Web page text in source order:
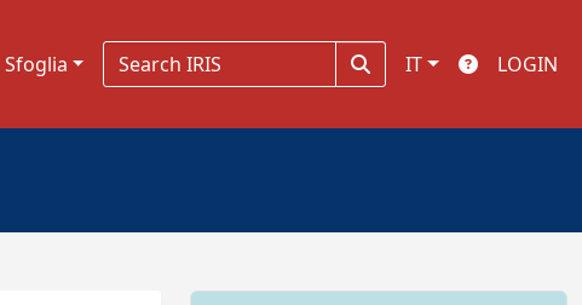
Sfoglia IT LOGIN